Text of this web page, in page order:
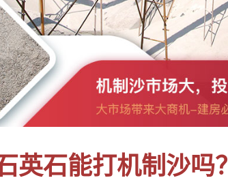
英石能打机制沙吗？